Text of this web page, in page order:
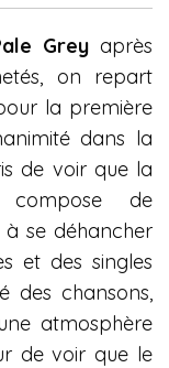
Grey après
on repart
la première
dans la
de voir que la
de
se déhancher
et des singles
des chansons,
atmosphère
de voir que le